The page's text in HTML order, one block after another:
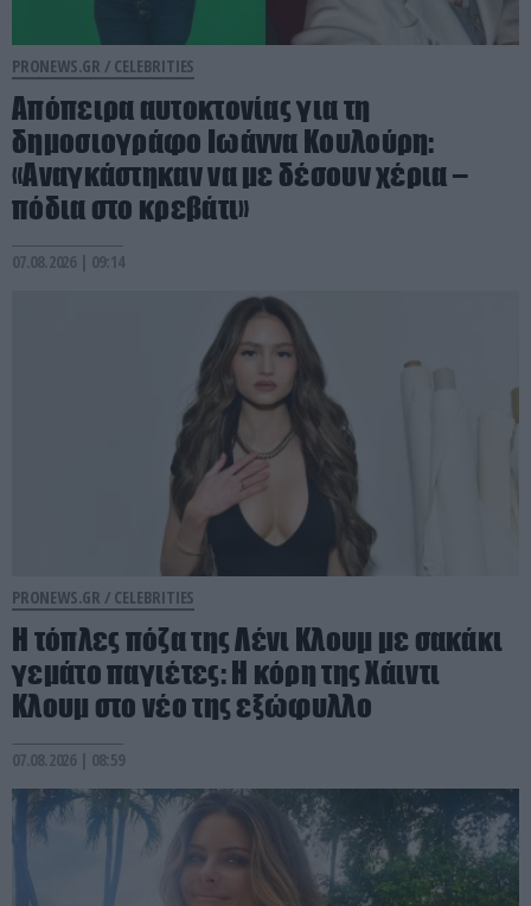
PRONEWS.GR / CELEBRITIES
Απόπειρα αυτοκτονίας για τη
δημοσιογράφο Ιωάννα Κουλούρη:
«Αναγκάστηκαν να με δέσουν χέρια –
πόδια στο κρεβάτι»
07.08.2026 | 09:14
PRONEWS.GR / CELEBRITIES
Η τόπλες πόζα της Λένι Κλουμ με σακάκι
γεμάτο παγιέτες: Η κόρη της Χάιντι
Κλουμ στο νέο της εξώφυλλο
07.08.2026 | 08:59